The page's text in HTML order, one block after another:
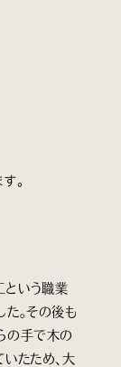
。
という職業
。その後も
の手で木の
たため、大